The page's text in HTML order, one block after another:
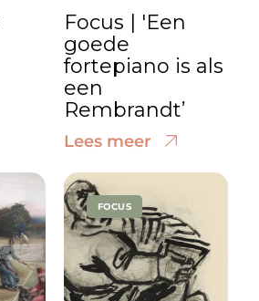
Focus | 'Een
goede
fortepiano is als
een
Rembrandt’
Lees meer
FOCUS